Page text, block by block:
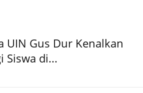
UIN Gus Dur Kenalkan
Siswa di...